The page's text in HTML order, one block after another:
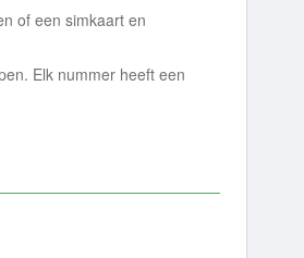
of een simkaart en
Elk nummer heeft een